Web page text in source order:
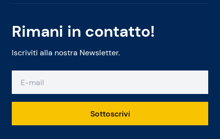
Rimani in contatto!
Iscriviti alla nostra Newsletter.
Sottoscrivi